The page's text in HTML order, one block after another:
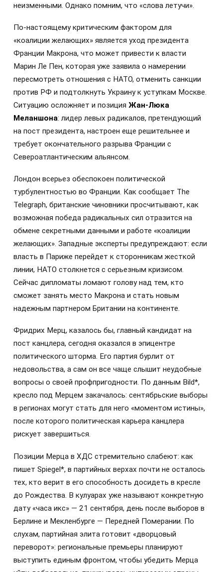
неизменными. Однако помним, что «слова летучи».
По-настоящему критическим фактором для
«коалиции желающих» является уход президента
Франции Макрона, что может привести к власти
Марин Ле Пен, которая уже заявила о намерении
пересмотреть отношения с НАТО, отменить санкции
против РФ и подтолкнуть Украину к уступкам Москве.
Ситуацию осложняет и позиция Жан-Люка
Меланшона: лидер левых радикалов, претендующий
на пост президента, настроен еще решительнее и
требует окончательного разрыва Франции с
Североатлантическим альянсом.
Лондон всерьез обеспокоен политической
турбулентностью во Франции. Как сообщает The
Telegraph, британские чиновники просчитывают, как
возможная победа радикальных сил отразится на
обмене секретными данными и работе «коалиции
желающих». Западные эксперты предупреждают: если
власть в Париже перейдет к сторонникам жесткой
линии, НАТО столкнется с серьезным кризисом.
Сейчас дипломаты ломают голову над тем, кто
сможет занять место Макрона и стать новым
надежным партнером Британии на континенте.
Фридрих Мерц, казалось бы, главный кандидат на
пост канцлера, сегодня оказался в эпицентре
политического шторма. Его партия бурлит от
недовольства, а сам он все чаще слышит неудобные
вопросы о своей профпригодности. По данным Bild*,
кресло под Мерцем закачалось: сентябрьские выборы
в регионах могут стать для него «моментом истины»,
после которого политическая карьера канцлера
рискует завершиться.
Позиции Мерца в ХДС стремительно слабеют: как
пишет Spiegel*, в партийных верхах почти не осталось
тех, кто верит в его способность досидеть в кресле
до Рождества. В кулуарах уже называют конкретную
дату «часа икс» — 21 сентября, день после выборов в
Берлине и Мекленбурге — Передней Померании. По
слухам, партийная элита готовит «дворцовый
переворот»: региональные премьеры планируют
выступить единым фронтом, чтобы убедить Мерца